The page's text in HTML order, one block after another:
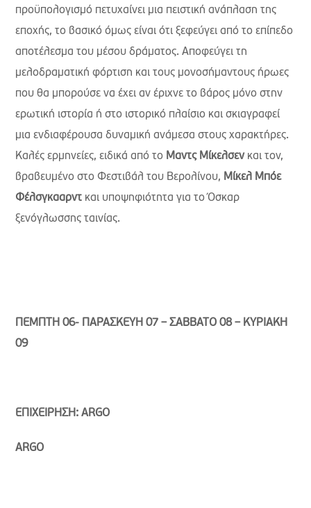
προϋπολογισμό πετυχαίνει μια πειστική ανάπλαση της
εποχής, το βασικό όμως είναι ότι ξεφεύγει από το επίπεδο
αποτέλεσμα του μέσου δράματος. Αποφεύγει τη
μελοδραματική φόρτιση και τους μονοσήμαντους ήρωες
που θα μπορούσε να έχει αν έριχνε το βάρος μόνο στην
ερωτική ιστορία ή στο ιστορικό πλαίσιο και σκιαγραφεί
μια ενδιαφέρουσα δυναμική ανάμεσα στους χαρακτήρες.
Καλές ερμηνείες, ειδικά από το Μαντς Μίκελσενκαι τον,
βραβευμένο στο Φεστιβάλ του Βερολίνου, Μίκελ Μπόε
Φέλσγκααρντ και υποψηφιότητα για το Όσκαρ
ξενόγλωσσης ταινίας.
ΠΕΜΠΤΗ 06- ΠΑΡΑΣΚΕΥΗ 07 – ΣΑΒΒΑΤΟ 08 – ΚΥΡΙΑΚΗ
09
ΕΠΙΧΕΙΡΗΣΗ:ARGO
ARGO